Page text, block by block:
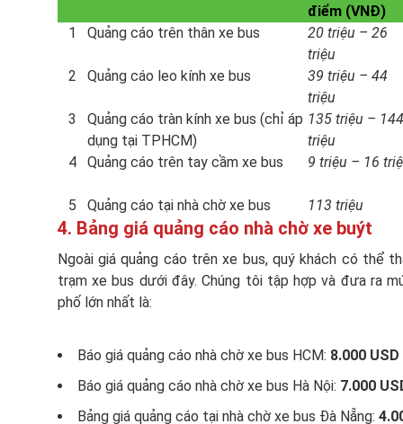
điểm (VNĐ)
1
Quảng cáo trên thân xe bus
20 triệu – 26
triệu
2
Quảng cáo leo kính xe bus
39 triệu – 44
triệu
3
Quảng cáo tràn kính xe bus (chỉ áp
dụng tại TPHCM)
135 triệu – 144
triệu
4
Quảng cáo trên tay cầm xe bus 9 triệu – 16
5 Quảng cáo tại nhà chờ xe bus 113 triệu
4. Bảng giá quảng cáo nhà chờ xe buýt
Ngoài giá quảng cáo trên xe bus, quý khách có thể
trạm xe bus dưới đây. Chúng tôi tập hợp và đưa ra
phố lớn nhất là:
Báo giá quảng cáo nhà chờ xe bus HCM: 8.000
Báo giá quảng cáo nhà chờ xe bus Hà Nội: 7.000
Bảng giá quảng cáo tại nhà chờ xe bus Đà Nẵng: